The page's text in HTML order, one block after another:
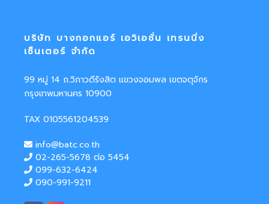
บริษัท บางกอกแอร์ เอวิเอชั่น เทรนนิ่ง
เซ็นเตอร์ จำกัด
99 หมู่ 14 ถ.วิภาวดีรังสิต แขวงจอมพล เขตจตุจักร
กรุงเทพมหานคร 10900
TAX 0105561204539
info@batc.co.th
02-265-5678 ต่อ 5454
099-632-6424
090-991-9211